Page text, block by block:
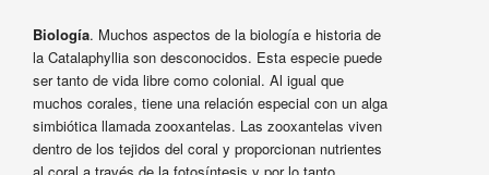
Biología. Muchos aspectos de la biología e historia de
la Catalaphyllia son desconocidos. Esta especie puede
ser tanto de vida libre como colonial. Al igual que
muchos corales, tiene una relación especial con un alga
simbiótica llamada zooxantelas. Las zooxantelas viven
dentro de los tejidos del coral y proporcionan nutrientes
al coral a través de la fotosíntesis y por lo tanto